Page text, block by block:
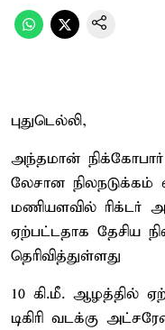
புதுடெல்லி,
அந்தமான்
லேசான நிலநடுக்கம்
மணியளவில் ரிக்டர்
ஏற்பட்டதாக தேசிய
தெரிவித்துள்ளது
10 கி.மீ. ஆழத்தில்
டிகிரி வடக்கு